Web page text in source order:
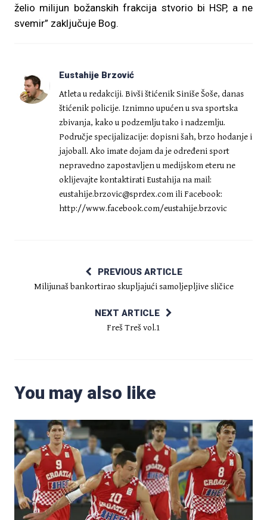
želio milijun božanskih frakcija stvorio bi HSP, a ne
svemir” zaključuje Bog.
Eustahije Brzović
Atleta u redakciji. Bivši štićenik Siniše Šoše, danas
štićenik policije. Iznimno upućen u sva sportska
zbivanja, kako u podzemlju tako i nadzemlju.
Područje specijalizacije: dopisni šah, brzo hodanje i
jajoball. Ako imate dojam da je određeni sport
nepravedno zapostavljen u medijskom eteru ne
oklijevajte kontaktirati Eustahija na mail:
eustahije.brzovic@sprdex.com ili Facebook:
http://www.facebook.com/eustahije.brzovic
PREVIOUS ARTICLE
Milijunaš bankortirao skupljajući samoljepljive sličice
NEXT ARTICLE
Freš Treš vol.1
You may also like